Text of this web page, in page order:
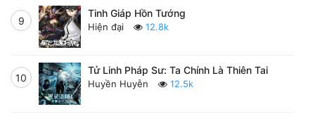
9
Tinh Giáp Hồn Tướng
Hiện đại 12.8k
10
Tử Linh Pháp Sư: Ta Chính Là Thiên Tai
Huyền Huyễn 12.5k